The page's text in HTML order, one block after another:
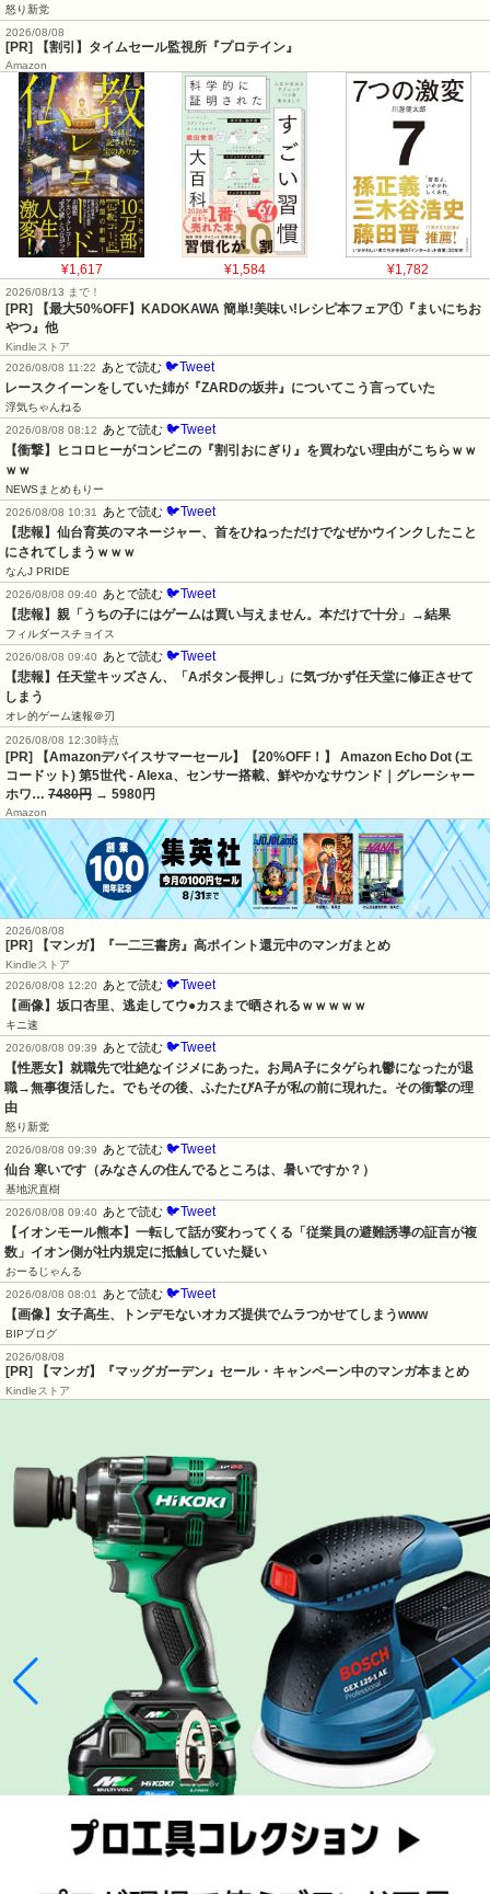
怒り新党
2026/08/08
[PR] 【割引】タイムセール監視所『プロテイン』
Amazon
¥1,617 ¥1,584 ¥1,782
2026/08/13 まで！
[PR] 【最大50%OFF】KADOKAWA 簡単!美味い!レシピ本フェア①『まいにちお
やつ』他
Kindleストア
2026/08/08 11:22
あとで読む 🐦Tweet
レースクイーンをしていた姉が『ZARDの坂井』についてこう言っていた
浮気ちゃんねる
2026/08/08 08:12
あとで読む 🐦Tweet
【衝撃】ヒコロヒーがコンビニの『割引おにぎり』を買わない理由がこちらｗｗ
ｗｗ
NEWSまとめもりー
2026/08/08 10:31
あとで読む 🐦Tweet
【悲報】仙台育英のマネージャー、首をひねっただけでなぜかウインクしたこと
にされてしまうｗｗｗ
なんJ PRIDE
2026/08/08 09:40
あとで読む 🐦Tweet
【悲報】親「うちの子にはゲームは買い与えません。本だけで十分」→結果
フィルダースチョイス
2026/08/08 09:40
あとで読む 🐦Tweet
【悲報】任天堂キッズさん、「Aボタン長押し」に気づかず任天堂に修正させて
しまう
オレ的ゲーム速報＠刃
2026/08/08 12:30時点
[PR] 【Amazonデバイスサマーセール】【20%OFF！】 Amazon Echo Dot (エ
コードット) 第5世代 - Alexa、センサー搭載、鮮やかなサウンド｜グレーシャー
ホワ… 7480円 → 5980円
Amazon
2026/08/08
[PR] 【マンガ】『一二三書房』高ポイント還元中のマンガまとめ
Kindleストア
2026/08/08 12:20
あとで読む 🐦Tweet
【画像】坂口杏里、逃走してウ●カスまで晒されるｗｗｗｗｗ
キニ速
2026/08/08 09:39
あとで読む 🐦Tweet
【性悪女】就職先で壮絶なイジメにあった。お局A子にタゲられ鬱になったが退
職→無事復活した。でもその後、ふたたびA子が私の前に現れた。その衝撃の理
由
怒り新党
2026/08/08 09:39
あとで読む 🐦Tweet
仙台 寒いです（みなさんの住んでるところは、暑いですか？）
基地沢直樹
2026/08/08 09:40
あとで読む 🐦Tweet
【イオンモール熊本】一転して話が変わってくる「従業員の避難誘導の証言が複
数」イオン側が社内規定に抵触していた疑い
おーるじゃんる
2026/08/08 08:01
あとで読む 🐦Tweet
【画像】女子高生、トンデモないオカズ提供でムラつかせてしまうwww
BIPブログ
2026/08/08
[PR] 【マンガ】『マッグガーデン』セール・キャンペーン中のマンガ本まとめ
Kindleストア